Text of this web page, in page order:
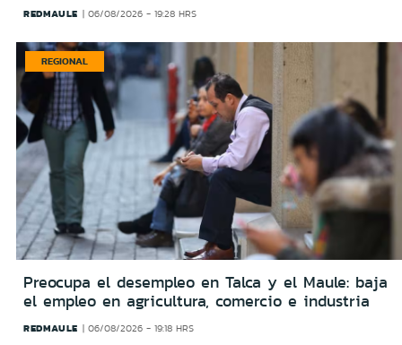
REDMAULE 06/08/2026 - 19:28 HRS
REGIONAL
Preocupa el desempleo en Talca y el Maule: baja
el empleo en agricultura, comercio e industria
REDMAULE 06/08/2026 - 19:18 HRS